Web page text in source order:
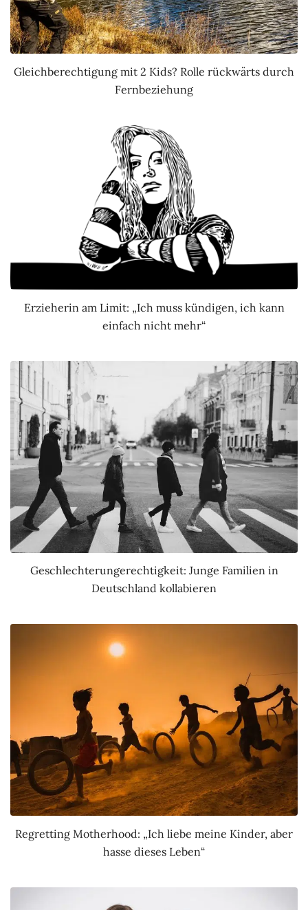
Gleichberechtigung mit 2 Kids? Rolle rückwärts durch
Fernbeziehung
Erzieherin am Limit: „Ich muss kündigen, ich kann
einfach nicht mehr“
Geschlechterungerechtigkeit: Junge Familien in
Deutschland kollabieren
Regretting Motherhood: „Ich liebe meine Kinder, aber
hasse dieses Leben“